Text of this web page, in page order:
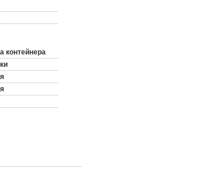
контейнера